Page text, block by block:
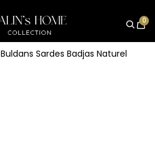
0
Buldans Sardes Badjas Naturel